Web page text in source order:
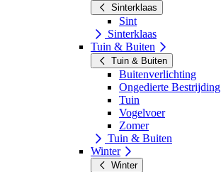
Sinterklaas
Sint
Sinterklaas
Tuin & Buiten
Tuin & Buiten
Buitenverlichting
Ongedierte Bestrijding
Tuin
Vogelvoer
Zomer
Tuin & Buiten
Winter
Winter